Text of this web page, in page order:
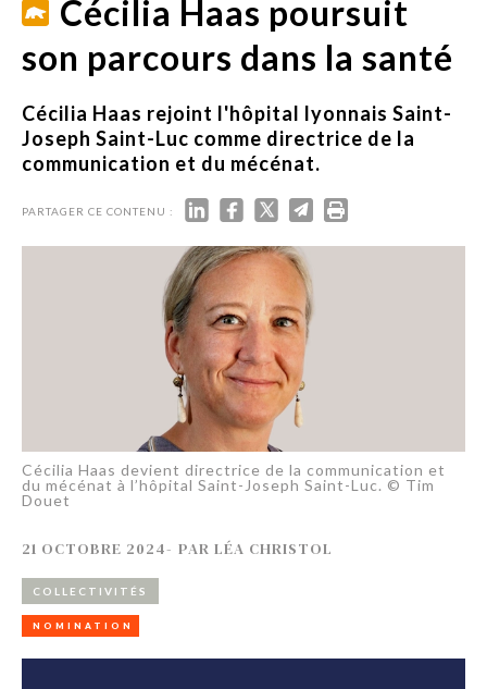
Cécilia Haas poursuit
son parcours dans la santé
Cécilia Haas rejoint l'hôpital lyonnais Saint-
Joseph Saint-Luc comme directrice de la
communication et du mécénat.
PARTAGER CE CONTENU :
Cécilia Haas devient directrice de la communication et
du mécénat à l’hôpital Saint-Joseph Saint-Luc. © Tim
Douet
21 OCTOBRE 2024- PAR LÉA CHRISTOL
COLLECTIVITÉS
NOMINATION